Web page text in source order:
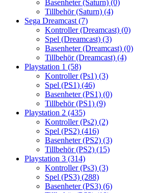
Basenheter (Saturn) (0)
Tillbehör (Saturn) (4)
Sega Dreamcast (7)
Kontroller (Dreamcast) (0)
Spel (Dreamcast) (3)
Basenheter (Dreamcast) (0)
Tillbehör (Dreamcast) (4)
Playstation 1 (58)
Kontroller (Ps1) (3)
Spel (PS1) (46)
Basenheter (PS1) (0)
Tillbehör (PS1) (9)
Playstation 2 (435)
Kontroller (Ps2) (2)
Spel (PS2) (416)
Basenheter (PS2) (3)
Tillbehör (PS2) (15)
Playstation 3 (314)
Kontroller (Ps3) (3)
Spel (PS3) (288)
Basenheter (PS3) (6)